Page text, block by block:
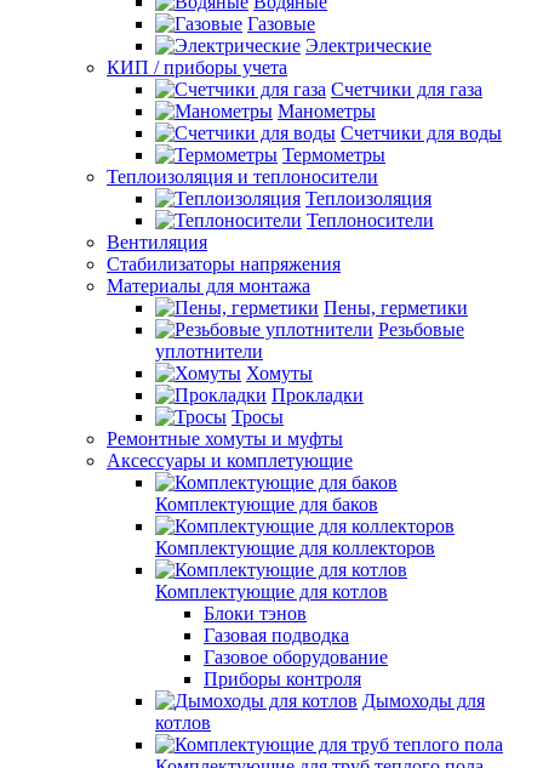
Газовые
Электрические
КИП / приборы учета
Счетчики для газа
Манометры
Счетчики для воды
Термометры
Теплоизоляция и теплоносители
Теплоизоляция
Теплоносители
Вентиляция
Стабилизаторы напряжения
Материалы для монтажа
Пены, герметики
Резьбовые
уплотнители
Хомуты
Прокладки
Тросы
Ремонтные хомуты и муфты
Аксессуары и комплетующие
Комплектующие для баков
Комплектующие для коллекторов
Комплектующие для котлов
Блоки тэнов
Газовая подводка
Газовое оборудование
Приборы контроля
Дымоходы для
котлов